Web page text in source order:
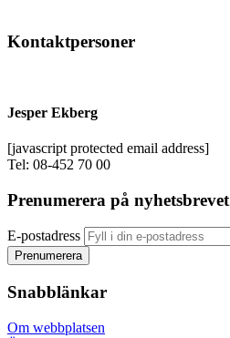
Kontaktpersoner
Jesper Ekberg
[javascript protected email address]
Tel: 08-452 70 00
Prenumerera på nyhetsbrevet
E-postadress
Snabblänkar
Om webbplatsen